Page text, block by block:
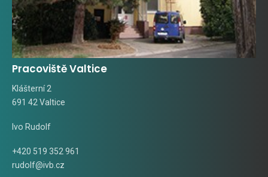
Pracoviště Valtice
Klášterní 2
691 42 Valtice
Ivo Rudolf
+420 519 352 961
rudolf@ivb.cz